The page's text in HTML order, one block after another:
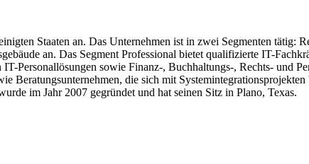
Staaten an. Das Unternehmen ist in zwei Segmenten tätig:
an. Das Segment Professional bietet qualifizierte IT-
Personallösungen sowie Finanz-, Buchhaltungs-, Rechts- und
Beratungsunternehmen, die sich mit
im Jahr 2007 gegründet und hat seinen Sitz in Plano, Texas.